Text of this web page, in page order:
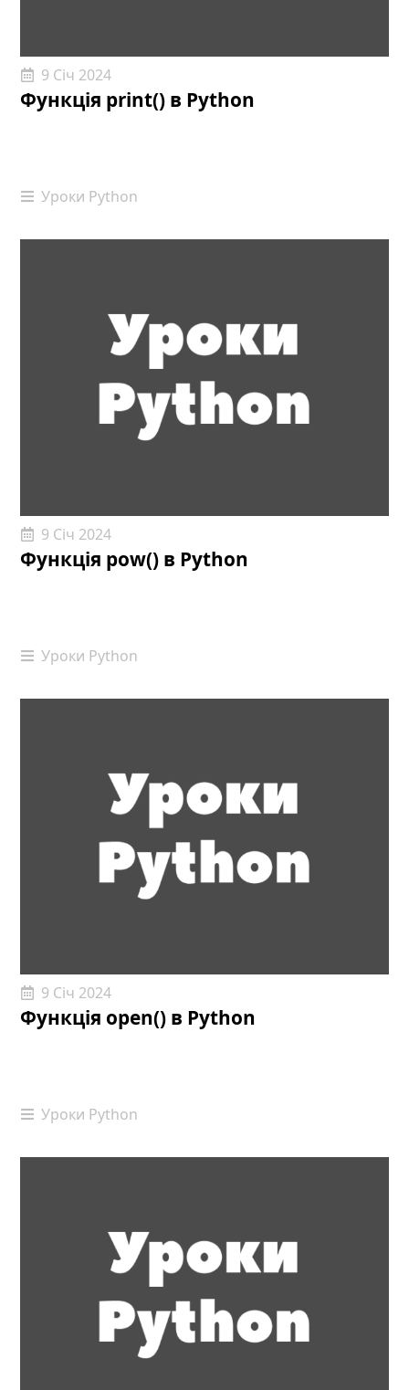
Функція print() в Python
9 Січ 2024
Уроки Python
Функція pow() в Python
9 Січ 2024
Уроки Python
Функція open() в Python
9 Січ 2024
Уроки Python